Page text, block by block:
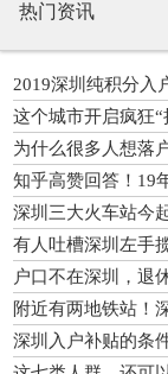
热门资讯
2019深圳纯积分入
这个城市开启疯狂
不用带了
为什么很多人想落
知乎高赞回答！19
深圳三大火车站今
有人吐槽深圳左手
户口不在深圳，退
附近有两地铁站！
有份
深圳入户补贴的条